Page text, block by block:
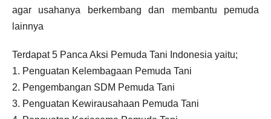
agar usahanya berkembang dan membantu pemuda
lainnya
Terdapat 5 Panca Aksi Pemuda Tani Indonesia yaitu;
1. Penguatan Kelembagaan Pemuda Tani
2. Pengembangan SDM Pemuda Tani
3. Penguatan Kewirausahaan Pemuda Tani